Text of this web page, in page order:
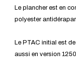
Le plancher est en
polyester
Le PTAC initial est
aussi en version